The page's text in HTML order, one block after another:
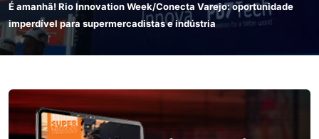
É amanhã! Rio Innovation Week/Conecta Varejo: oportunidade
imperdível para supermercadistas e indústria